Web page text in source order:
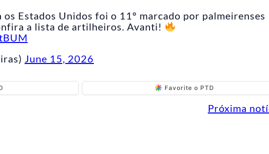
Estados Unidos foi o 11º marcado por palmeirenses
a lista de artilheiros. Avanti!
June 15, 2026
Favorite o PTD
Próxima